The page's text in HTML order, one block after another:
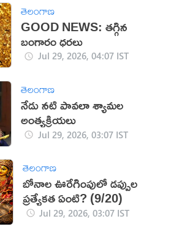
తెలంగాణ
GOOD NEWS: తగ్గిన
బంగారం ధరలు
Jul 29, 2026, 04:07 IST
తెలంగాణ
నేడు నటి పావలా శ్యామల
అంత్యక్రియలు
Jul 29, 2026, 03:07 IST
తెలంగాణ
బోనాల ఊరేగింపులో డప్పుల
ప్రత్యేకత ఏంటి? (9/20)
Jul 29, 2026, 03:07 IST